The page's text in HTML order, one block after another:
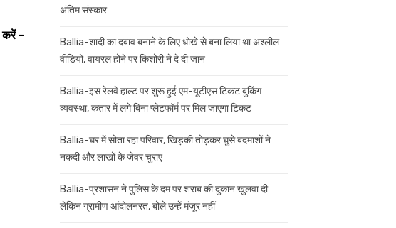
करें –
अंतिम संस्कार
Ballia-शादी का दबाव बनाने के लिए धोखे से बना लिया था अश्लील
वीडियो, वायरल होने पर किशोरी ने दे दी जान
Ballia-इस रेलवे हाल्ट पर शुरू हुई एम-यूटीएस टिकट बुकिंग
व्यवस्था, कतार में लगे बिना प्लेटफॉर्म पर मिल जाएगा टिकट
Ballia-घर में सोता रहा परिवार, खिड़की तोड़कर घुसे बदमाशों ने
नकदी और लाखों के जेवर चुराए
Ballia-प्रशासन ने पुलिस के दम पर शराब की दुकान खुलवा दी
लेकिन ग्रामीण आंदोलनरत, बोले उन्हें मंजूर नहीं